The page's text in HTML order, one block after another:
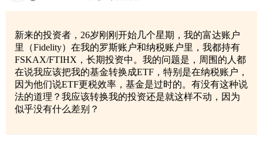
新来的投资者，26岁刚刚开始几个星期，我的富达账户
里（Fidelity）在我的罗斯账户和纳税账户里，我都持有
FSKAX/FTIHX，长期投资中。我的问题是，周围的人都
在说我应该把我的基金转换成ETF，特别是在纳税账户，
因为他们说ETF更税效率，基金是过时的。有没有这种说
法的道理？我应该转换我的投资还是就这样不动，因为
似乎没有什么差别？